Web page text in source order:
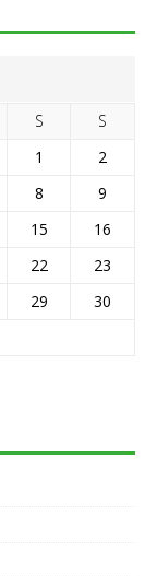
S
S
1
2
8
9
15
16
22
23
29
30